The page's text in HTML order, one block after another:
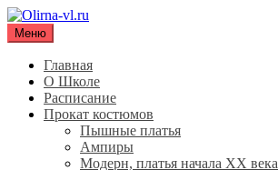
Перейти
содержимому
Olirna-vl.ru
Школа исторического танца "Олирна"
Меню
Главная
О Школе
Расписание
Прокат костюмов
Пышные платья
Ампиры
Модерн, платья начала XX века